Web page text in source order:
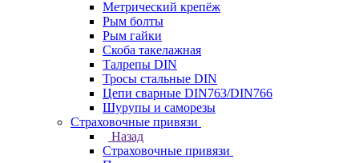
Метрический крепёж
Рым болты
Рым гайки
Скоба такелажная
Талрепы DIN
Тросы стальные DIN
Цепи сварные DIN763/DIN766
Шурупы и саморезы
Страховочные привязи
Назад
Страховочные привязи